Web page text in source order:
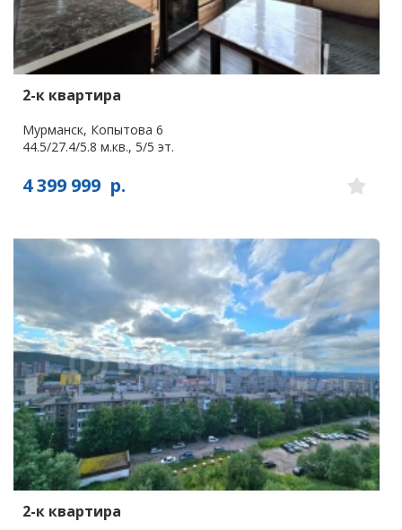
2-к квартира
Мурманск, Копытова 6
44.5/27.4/5.8 м.кв., 5/5 эт.
4 399 999 р.
2-к квартира